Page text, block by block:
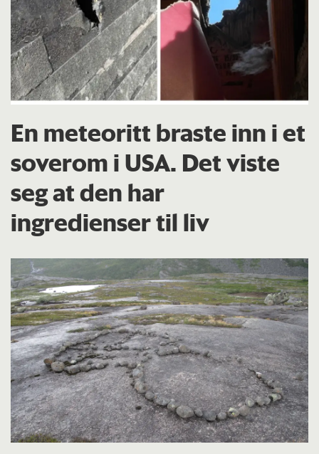
En meteoritt braste inn i et
soverom i USA. Det viste
seg at den har
ingredienser til liv